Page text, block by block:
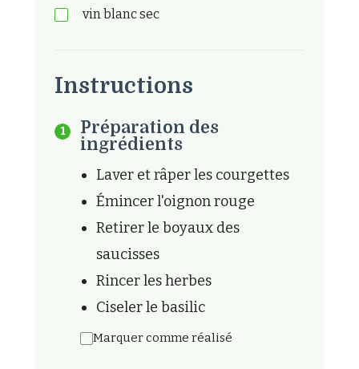
vin blanc sec
Instructions
Préparation des
ingrédients
Laver et râper les courgettes
Émincer l'oignon rouge
Retirer le boyaux des
saucisses
Rincer les herbes
Ciseler le basilic
Marquer comme réalisé